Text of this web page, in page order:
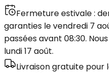
Fermeture estivale :
garanties le vendredi 7
passées avant 08:30.
lundi 17 août.
Livraison gratuite pour